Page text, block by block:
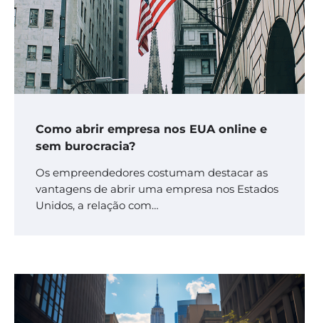
Como abrir empresa nos EUA online e
sem burocracia?
Os empreendedores costumam destacar as
vantagens de abrir uma empresa nos Estados
Unidos, a relação com…